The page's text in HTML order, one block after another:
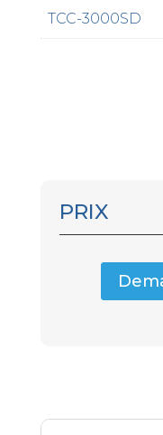
TCC-3000SD
PRIX